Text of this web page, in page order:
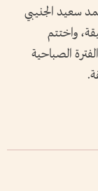
حمد سعيد الجنيبي
عشر بزمن قدره 2:56.43 دقيقة، واختتم
الصباحية